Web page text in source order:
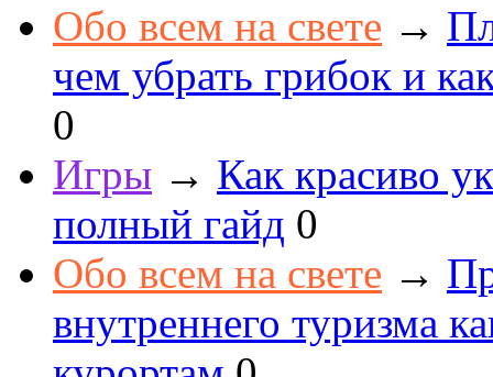
Обо всем на свете →
чем убрать грибок и
0
Игры → Как красиво
полный гайд 0
Обо всем на свете →
внутреннего туризма